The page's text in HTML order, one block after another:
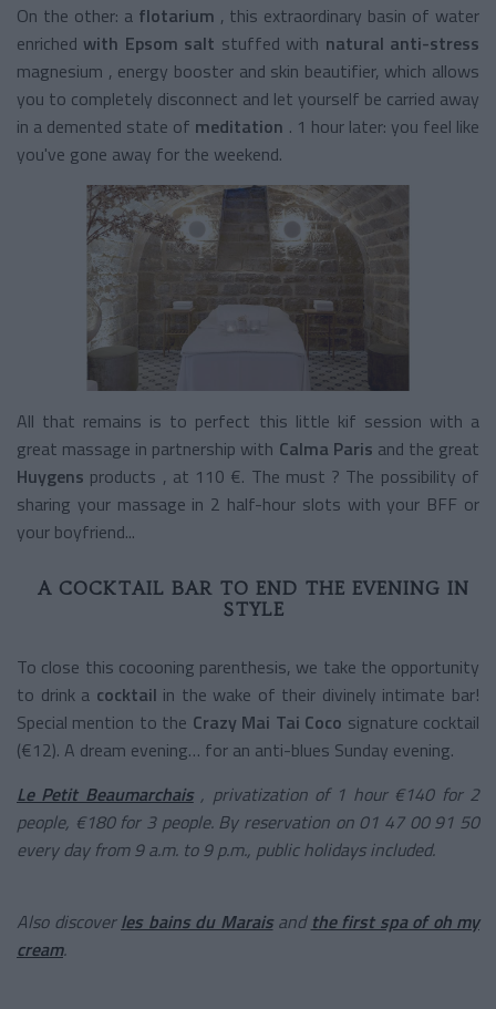
On the other: a flotarium , this extraordinary basin of water
enriched with Epsom salt stuffed with natural anti-stress
magnesium , energy booster and skin beautifier, which allows
you to completely disconnect and let yourself be carried away
in a demented state of meditation . 1 hour later: you feel like
you've gone away for the weekend.
All that remains is to perfect this little kif session with a
great massage in partnership with Calma Paris and the great
Huygens products , at 110 €. The must ? The possibility of
sharing your massage in 2 half-hour slots with your BFF or
your boyfriend...
A COCKTAIL BAR TO END THE EVENING IN
STYLE
To close this cocooning parenthesis, we take the opportunity
to drink a cocktail in the wake of their divinely intimate bar!
Special mention to the Crazy Mai Tai Coco signature cocktail
(€12). A dream evening… for an anti-blues Sunday evening.
Le Petit Beaumarchais , privatization of 1 hour €140 for 2
people, €180 for 3 people. By reservation on 01 47 00 91 50
every day from 9 a.m. to 9 p.m., public holidays included.
Also discoverles bains du Maraisand the first spa of oh my
cream.